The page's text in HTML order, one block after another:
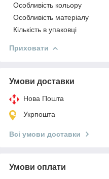
Особливість кольору
Особливість матеріалу
Кількість в упаковці
Приховати
Умови доставки
Нова Пошта
Укрпошта
Всі умови доставки
Умови оплати